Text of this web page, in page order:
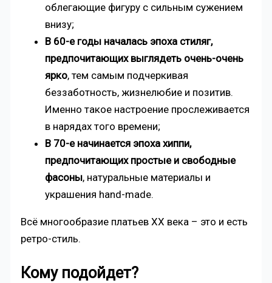
облегающие фигуру с сильным сужением
внизу;
В 60-е годы началась эпоха стиляг,
предпочитающих выглядеть очень-очень
ярко, тем самым подчеркивая
беззаботность, жизнелюбие и позитив.
Именно такое настроение прослеживается
в нарядах того времени;
В 70-е начинается эпоха хиппи,
предпочитающих простые и свободные
фасоны, натуральные материалы и
украшения hand-made.
Всё многообразие платьев XX века – это и есть
ретро-стиль.
Кому подойдет?